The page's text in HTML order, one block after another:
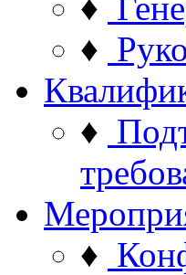
♦
♦
♦